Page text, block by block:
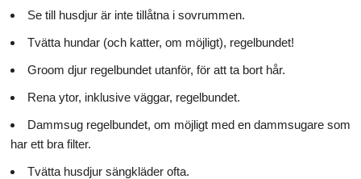
Se till husdjur är inte tillåtna i sovrummen.
Tvätta hundar (och katter, om möjligt), regelbundet!
Groom djur regelbundet utanför, för att ta bort hår.
Rena ytor, inklusive väggar, regelbundet.
Dammsug regelbundet, om möjligt med en dammsugare som
har ett bra filter.
Tvätta husdjur sängkläder ofta.